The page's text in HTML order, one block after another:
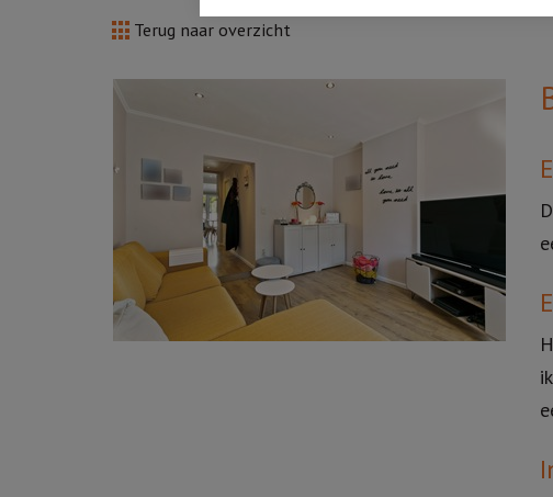
Terug naar overzicht